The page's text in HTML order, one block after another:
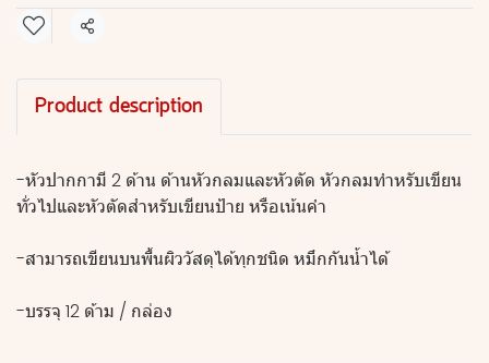
แชร์
Product description
-หัวปากกามี 2 ด้าน ด้านหัวกลมและหัวตัด หัวกลมทำหรับเขียน
ทั่วไปและหัวตัดสำหรับเขียนป้าย หรือเน้นคำ
-สามารถเขียนบนพื้นผิววัสดุได้ทุกชนิด หมึกกันน้ำได้
-บรรจุ 12 ด้าม / กล่อง